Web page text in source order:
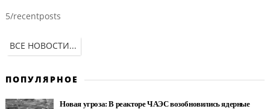
5/recentposts
ВСЕ НОВОСТИ...
ПОПУЛЯРНОЕ
Новая угроза: В реакторе ЧАЭС возобновились ядерные